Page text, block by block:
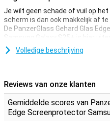
Je wilt geen schade of vuil op
scherm is dan ook makkelijk af
De PanzerGlass Gehard Glas
Samsung Galaxy S25+ is hier
Zoek je de beste bescherming
screenprotector over het
screenprotector.
Alles afgedekt
Volledige beschrijving
Reviews van onze klanten
Gemiddelde scores van
Edge Screenprotector